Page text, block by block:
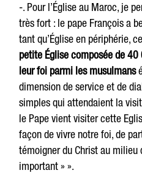
-. Pour l’Église au Maroc, je
très fort : le pape François a
tant qu’Église en périphérie,
petite Église composée de
leur foi parmi les musulmans
dimension de service et de
simples qui attendaient la
le Pape vient visiter cette
façon de vivre notre foi, de
témoigner du Christ au
important » ».